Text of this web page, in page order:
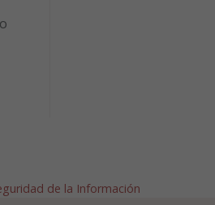
de la Información